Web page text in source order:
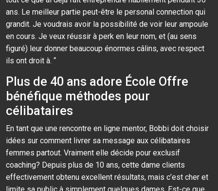
ans. Le meilleur partie peut-être le personal connection qui
grandit. Je voudrais avoir la possibilité de voir leur ampoule
en cours. Je veux réussir à perk en leur nom, et (au sens
figuré) leur donner beaucoup énormes câlins, avec respect
ils ont droit à. “
Plus de 40 ans adore École Offre
bénéfique méthodes pour
célibataires
En tant que une rencontre en ligne mentor, Bobbi doit choisir
idées sur comment livrer sa message aux célibataires
femmes partout. Vraiment elle décide pour exclusif
coaching? Depuis plus de 10 ans, cette dame clients
effectivement obtenu excellent résultats, mais c’est cher et